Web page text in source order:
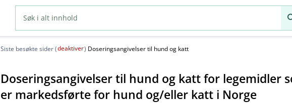
Siste besøkte sider (deaktiver) Doseringsangivelser til hund og katt
Doseringsangivelser til hund og katt for legemidler
er markedsførte for hund og​/​eller katt i Norge